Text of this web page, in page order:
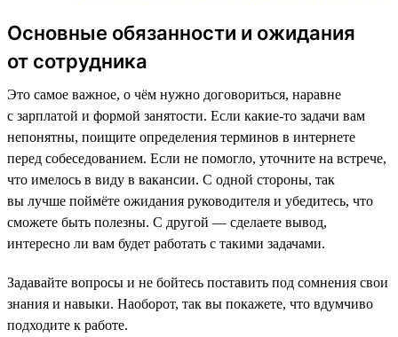
Основные обязанности и ожидания
от сотрудника
Это самое важное, о чём нужно договориться, наравне
с зарплатой и формой занятости. Если какие-то задачи вам
непонятны, поищите определения терминов в интернете
перед собеседованием. Если не помогло, уточните на встрече,
что имелось в виду в вакансии. С одной стороны, так
вы лучше поймёте ожидания руководителя и убедитесь, что
сможете быть полезны. С другой — сделаете вывод,
интересно ли вам будет работать с такими задачами.
Задавайте вопросы и не бойтесь поставить под сомнения свои
знания и навыки. Наоборот, так вы покажете, что вдумчиво
подходите к работе.